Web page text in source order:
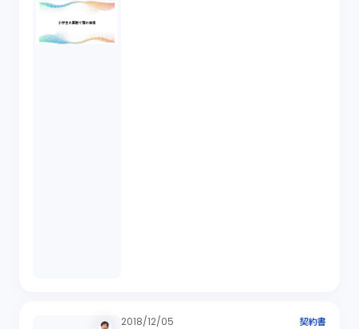
2018/12/05 契約書